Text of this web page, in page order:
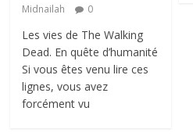
Midnailah
0
Les vies de The Walking
Dead. En quête d’humanité
Si vous êtes venu lire ces
lignes, vous avez
forcément vu